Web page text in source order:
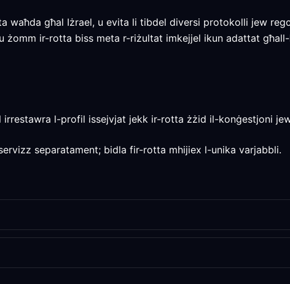
waħda għal Iżrael, u evita li tibdel diversi protokolli jew
żomm ir-rotta biss meta r-riżultat imkejjel ikun adattat
irrestawra l-profil issejvjat jekk ir-rotta żżid il-konġestjoni
separatament; bidla fir-rotta mhijiex l-unika varjabbli.